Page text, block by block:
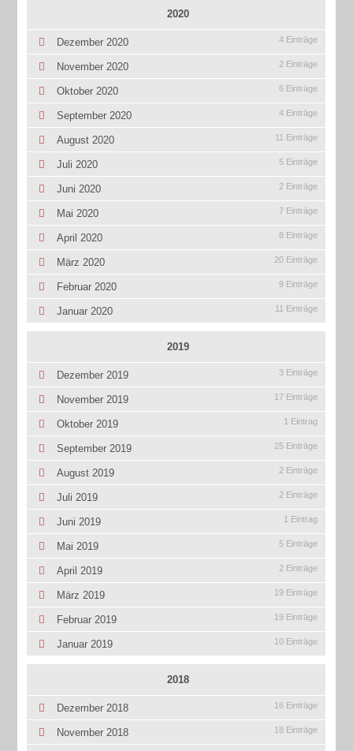
2020
Dezember 2020 4 Einträge
November 2020 2 Einträge
Oktober 2020 6 Einträge
September 2020 4 Einträge
August 2020 11 Einträge
Juli 2020 5 Einträge
Juni 2020 2 Einträge
Mai 2020 7 Einträge
April 2020 8 Einträge
März 2020 20 Einträge
Februar 2020 9 Einträge
Januar 2020 11 Einträge
2019
Dezember 2019 3 Einträge
November 2019 17 Einträge
Oktober 2019 1 Eintrag
September 2019 25 Einträge
August 2019 2 Einträge
Juli 2019 2 Einträge
Juni 2019 1 Eintrag
Mai 2019 5 Einträge
April 2019 2 Einträge
März 2019 19 Einträge
Februar 2019 19 Einträge
Januar 2019 10 Einträge
2018
Dezember 2018 16 Einträge
November 2018 18 Einträge